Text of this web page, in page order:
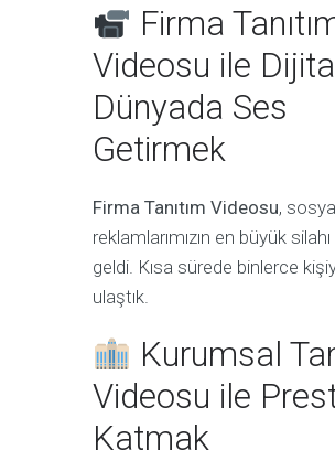
Firma
Videosu ile
Dünyada Ses
Getirmek
Firma Tanıtım Videosu,
reklamlarımızın en büyük
geldi. Kısa sürede binlerce
ulaştık.
Kurumsal
Videosu ile
Katmak